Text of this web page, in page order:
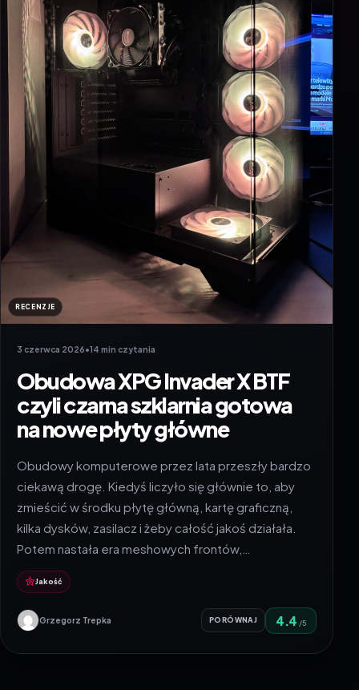
RECENZJE
3 czerwca 2026•14 min czytania
Obudowa XPG Invader X BTF
czyli czarna szklarnia gotowa
na nowe płyty główne
Obudowy komputerowe przez lata przeszły bardzo
ciekawą drogę. Kiedyś liczyło się głównie to, aby
zmieścić w środku płytę główną, kartę graficzną,
kilka dysków, zasilacz i żeby całość jakoś działała.
Potem nastała era meshowych frontów,…
Jakość
Grzegorz Trepka PORÓWNAJ 4.4 /5